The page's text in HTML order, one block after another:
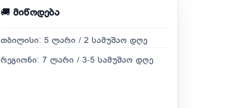
🚚 მიწოდება
თბილისი: 5 ლარი / 2 სამუშაო დღე
რეგიონი: 7 ლარი / 3-5 სამუშაო დღე